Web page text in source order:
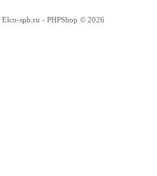
Elco-spb.ru - PHPShop © 2026